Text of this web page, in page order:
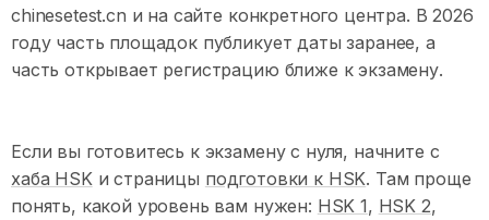
chinesetest.cn и на сайте конкретного центра. В 2026
году часть площадок публикует даты заранее, а
часть открывает регистрацию ближе к экзамену.
Если вы готовитесь к экзамену с нуля, начните с
хаба HSKи страницы подготовки к HSK. Там проще
понять, какой уровень вам нужен: HSK 1, HSK 2,